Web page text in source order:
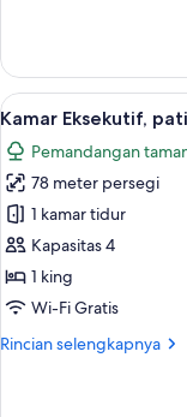
Kamar
Premier,
perapian
(Canyon,
Plunge
Pool)
Lihat
semua
foto
untuk
Kamar
Eksekutif,
patio
6
Kamar Eksekutif,
Pemandangan
78 meter persegi
1 kamar tidur
Kapasitas 4
1 king
Wi-Fi Gratis
Rincian selengkapnya
Rincian